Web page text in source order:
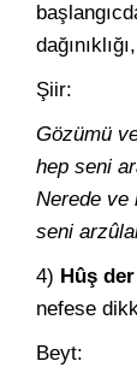
Şiir:
Gözümü
hep seni
Nerede ve
seni
4) Hûş
nefese
Beyt: